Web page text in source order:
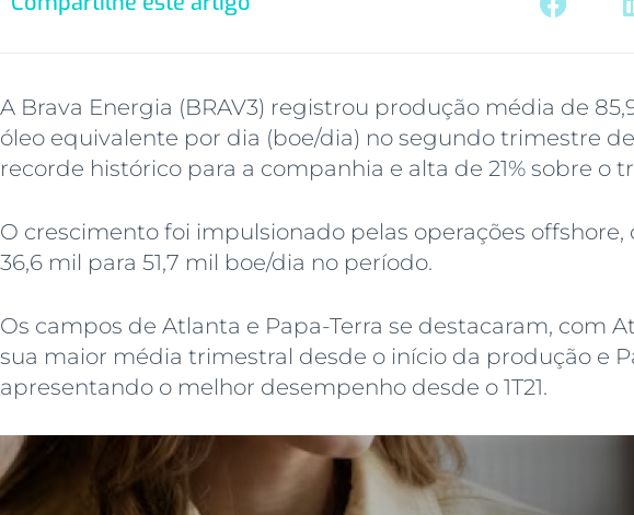
A Brava Energia (BRAV3) registrou produção média de
óleo equivalente por dia (boe/dia) no segundo trimestre
recorde histórico para a companhia e alta de 21% sobre o
O crescimento foi impulsionado pelas operações offshore,
36,6 mil para 51,7 mil boe/dia no período.
Os campos de Atlanta e Papa-Terra se destacaram, com
sua maior média trimestral desde o início da produção e
apresentando o melhor desempenho desde o 1T21.